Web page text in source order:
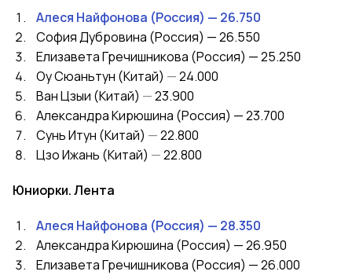
Алеся Найфонова (Россия) — 26.750
София Дубровина (Россия) — 26.550
Елизавета Гречишникова (Россия) — 25.250
Оу Сюаньтун (Китай) —24.000
Ван Цзыи (Китай) —23.900
Александра Кирюшина (Россия) — 23.700
Сунь Итун (Китай) —22.800
Цзо Ижань (Китай) —22.800
Юниорки. Лента
Алеся Найфонова (Россия) — 28.350
Александра Кирюшина (Россия) — 26.950
Елизавета Гречишникова (Россия) — 26.000